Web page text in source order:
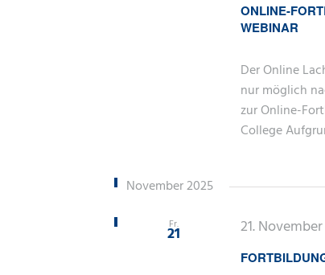
ONLINE-
WEBINAR
Der Online
nur möglich
zur Online-
College
November 2025
Fr.
21 21.